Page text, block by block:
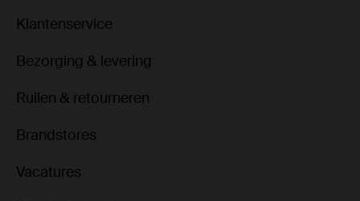
Klantenservice
Bezorging & levering
Ruilen & retourneren
Brandstores
Vacatures